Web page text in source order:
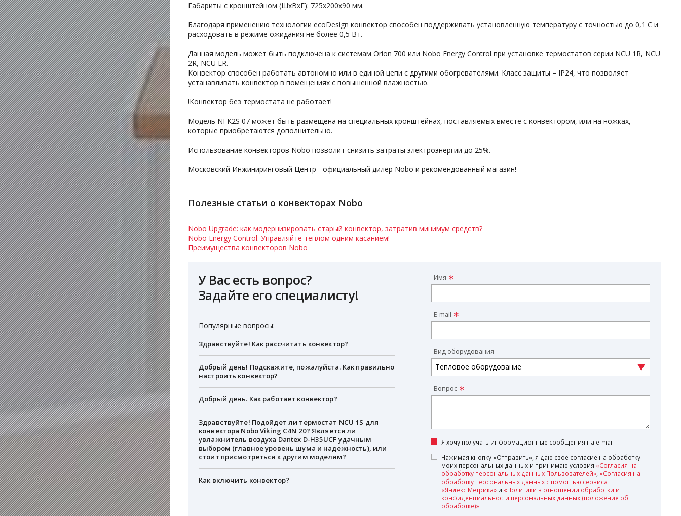
Габариты с кронштейном (ШxВxГ): 725x200x90 мм.
Благодаря применению технологии ecoDesign конвектор способен поддерживать установленную температуру с точностью до 0,1 С и
расходовать в режиме ожидания не более 0,5 Вт.
Данная модель может быть подключена к системам Orion 700 или Nobo Energy Control при установке термостатов серии NCU 1R, NCU
2R, NCU ER.
Конвектор способен работать автономно или в единой цепи с другими обогревателями. Класс защиты – IP24, что позволяет
устанавливать конвектор в помещениях с повышенной влажностью.
!Конвектор без термостата не работает!
Модель NFK2S 07 может быть размещена на специальных кронштейнах, поставляемых вместе с конвектором, или на ножках,
которые приобретаются дополнительно.
Использование конвекторов Nobo позволит снизить затраты электроэнергии до 25%.
Московский Инжиниринговый Центр - официальный дилер Nobo и рекомендованный магазин!
Полезные статьи о конвекторах Nobo
Nobo Upgrade: как модернизировать старый конвектор, затратив минимум средств?
Nobo Energy Control. Управляйте теплом одним касанием!
Преимущества конвекторов Nobo
У Вас есть вопрос?
Задайте его специалисту!
Популярные вопросы:
Здравствуйте! Как рассчитать конвектор?
Добрый день! Подскажите, пожалуйста. Как правильно
настроить конвектор?
Добрый день. Как работает конвектор?
Здравствуйте! Подойдет ли термостат NCU 1S для
конвектора Nobo Viking C4N 20? Является ли
увлажнитель воздуха Dantex D-H35UCF удачным
выбором (главное уровень шума и надежность), или
стоит присмотреться к другим моделям?
Как включить конвектор?
Имя
E-mail
Вид оборудования
Вопрос
Я хочу получать информационные сообщения на e-mail
Нажимая кнопку «Отправить», я даю свое согласие на обработку
моих персональных данных и принимаю условия «Согласия на
обработку персональных данных Пользователей» «Согласия на
обработку персональных данных с помощью сервиса
«Яндекс.Метрика» и «Политики в отношении обработки и
конфиденциальности персональных данных (положение об
обработке)»